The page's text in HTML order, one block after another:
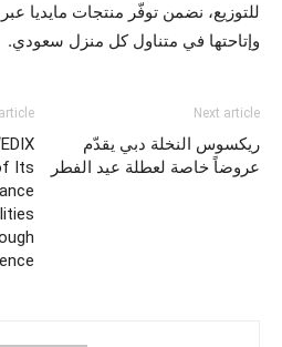
للتوزيع، نضمن توفّر منتجات مايديا
وإتاحتها في متناول كل منزل سعودي.
Its
Next article
ريكسوس النخلة دبي يقدّم
عروضاً خاصة لعطلة عيد الفطر